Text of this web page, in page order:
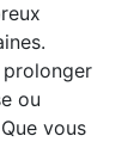
prolonger
ou
vous